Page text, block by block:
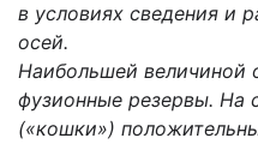
в условиях сведения и
осей.
Наибольшей величиной
фузионные резервы. На
(«кошки»)